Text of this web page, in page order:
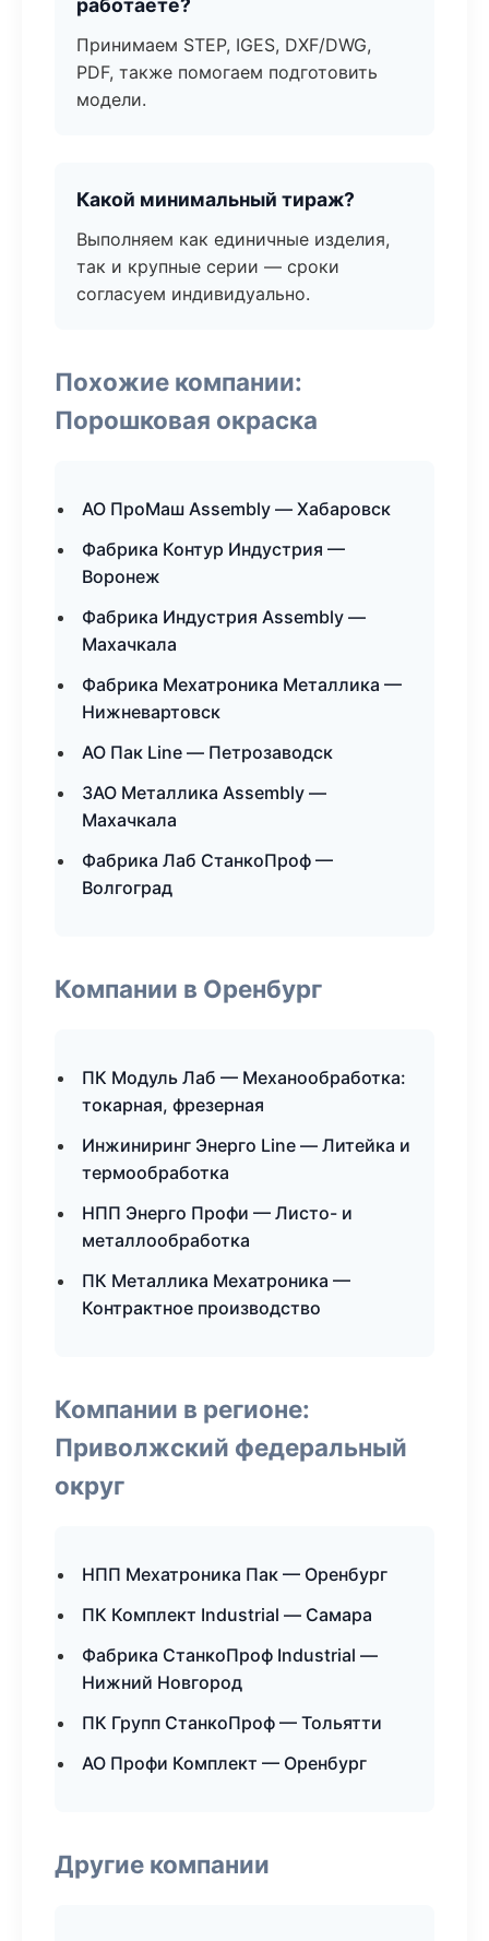
работаете?
Принимаем STEP, IGES, DXF/DWG,
PDF, также помогаем подготовить
модели.
Какой минимальный тираж?
Выполняем как единичные изделия,
так и крупные серии — сроки
согласуем индивидуально.
Похожие компании:
Порошковая окраска
АО ПроМаш Assembly — Хабаровск
Фабрика Контур Индустрия —
Воронеж
Фабрика Индустрия Assembly —
Махачкала
Фабрика Мехатроника Металлика —
Нижневартовск
АО Пак Line — Петрозаводск
ЗАО Металлика Assembly —
Махачкала
Фабрика Лаб СтанкоПроф —
Волгоград
Компании в Оренбург
ПК Модуль Лаб — Механообработка:
токарная, фрезерная
Инжиниринг Энерго Line — Литейка и
термообработка
НПП Энерго Профи — Листо- и
металлообработка
ПК Металлика Мехатроника —
Контрактное производство
Компании в регионе:
Приволжский федеральный
округ
НПП Мехатроника Пак — Оренбург
ПК Комплект Industrial — Самара
Фабрика СтанкоПроф Industrial —
Нижний Новгород
ПК Групп СтанкоПроф — Тольятти
АО Профи Комплект — Оренбург
Другие компании